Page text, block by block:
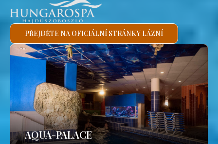
PŘEJDĚTE NA OFICIÁLNÍ STRÁNKY LÁZNÍ
AQUA-PALACE